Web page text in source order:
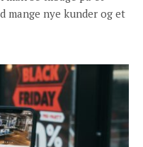
mange nye kunder og et